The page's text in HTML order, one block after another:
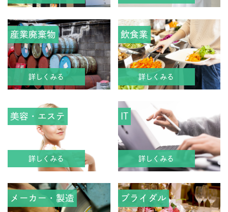
産業廃棄物
詳しくみる
飲食業
詳しくみる
美容・エステ
詳しくみる
IT
詳しくみる
メーカー・製造 ブライダル